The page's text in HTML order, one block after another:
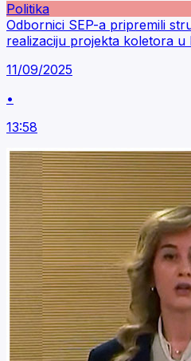
Politika
Odbornici SEP-a pripremili
realizaciju projekta koletora
11/09/2025
•
13:58